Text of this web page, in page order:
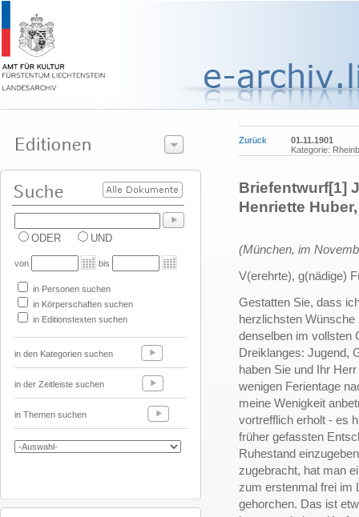
ODER UND
von bis
in Personen suchen
in Körperschaften suchen
in Editionstexten suchen
in den Kategorien suchen
in der Zeitleiste suchen
in Themen suchen
Zurück
01.11.1901
Kategorie:
Briefentwurf[1]
Henriette
(München, im
V(erehrte), g(nädige)
Gestatten Sie, dass
herzlichsten
denselben im vollsten
Dreiklanges: Jugend,
haben Sie und Ihr
wenigen Ferientage
meine Wenigkeit
vortrefflich erholt - es
früher gefassten
Ruhestand
zugebracht, hat man
zum erstenmal frei im
gehorchen. Das ist